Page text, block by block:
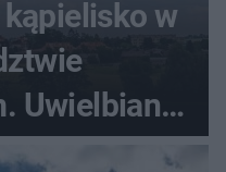
w
Uwielbiany
i turystów